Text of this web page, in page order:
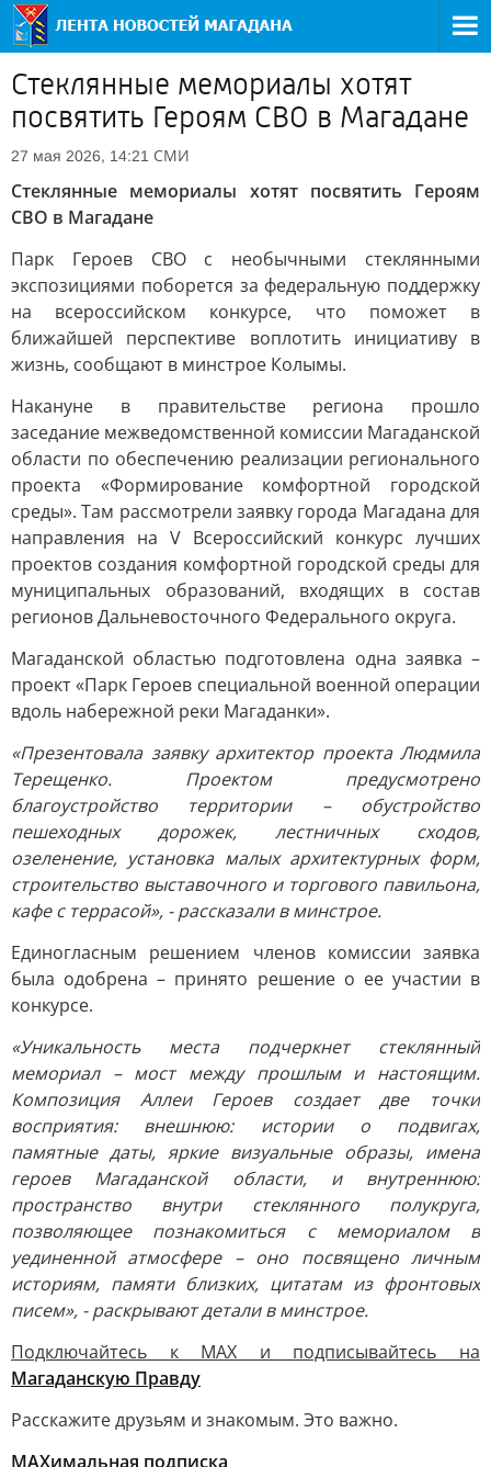
Стеклянные мемориалы хотят
посвятить Героям СВО в Магадане
27 мая 2026, 14:21 СМИ
Стеклянные мемориалы хотят посвятить Героям
СВО в Магадане
Парк Героев СВО с необычными стеклянными
экспозициями поборется за федеральную поддержку
на всероссийском конкурсе, что поможет в
ближайшей перспективе воплотить инициативу в
жизнь, сообщают в минстрое Колымы.
Накануне в правительстве региона прошло
заседание межведомственной комиссии Магаданской
области по обеспечению реализации регионального
проекта «Формирование комфортной городской
среды». Там рассмотрели заявку города Магадана для
направления на V Всероссийский конкурс лучших
проектов создания комфортной городской среды для
муниципальных образований, входящих в состав
регионов Дальневосточного Федерального округа.
Магаданской областью подготовлена одна заявка –
проект «Парк Героев специальной военной операции
вдоль набережной реки Магаданки».
«Презентовала заявку архитектор проекта Людмила
Терещенко. Проектом предусмотрено
благоустройство территории – обустройство
пешеходных дорожек, лестничных сходов,
озеленение, установка малых архитектурных форм,
строительство выставочного и торгового павильона,
кафе с террасой», - рассказали в минстрое.
Единогласным решением членов комиссии заявка
была одобрена – принято решение о ее участии в
конкурсе.
«Уникальность места подчеркнет стеклянный
мемориал – мост между прошлым и настоящим.
Композиция Аллеи Героев создает две точки
восприятия: внешнюю: истории о подвигах,
памятные даты, яркие визуальные образы, имена
героев Магаданской области, и внутреннюю:
пространство внутри стеклянного полукруга,
позволяющее познакомиться с мемориалом в
уединенной атмосфере – оно посвящено личным
историям, памяти близких, цитатам из фронтовых
писем», - раскрывают детали в минстрое.
Подключайтесь к MAX и подписывайтесь на
Магаданскую Правду
Расскажите друзьям и знакомым. Это важно.
МАХимальная подписка